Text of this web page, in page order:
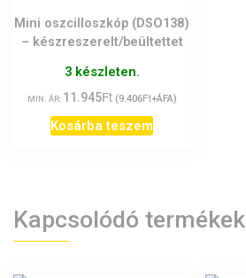
Mini oszcilloszkóp (DSO138)
– készreszerelt/beültettet
3 készleten.
MIN. ÁR: 11.945Ft (9.406Ft+ÁFA)
Kosárba teszem
Kapcsolódó termékek